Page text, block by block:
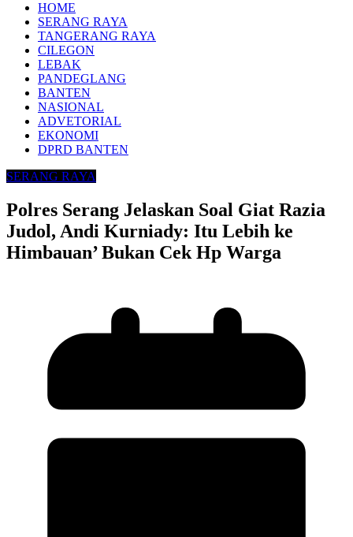
HOME
SERANG RAYA
TANGERANG RAYA
CILEGON
LEBAK
PANDEGLANG
BANTEN
NASIONAL
ADVETORIAL
EKONOMI
DPRD BANTEN
SERANG RAYA
Polres Serang Jelaskan Soal Giat Razia
Judol, Andi Kurniady: Itu Lebih ke
Himbauan’ Bukan Cek Hp Warga